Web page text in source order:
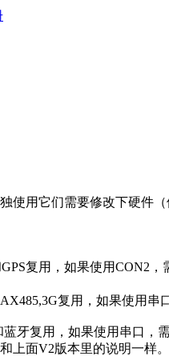
使用它们需要修改下硬件（
复用，如果使用CON2
复用，如果使用串
牙复用，如果使用串口，
上面V2版本里的说明一样。